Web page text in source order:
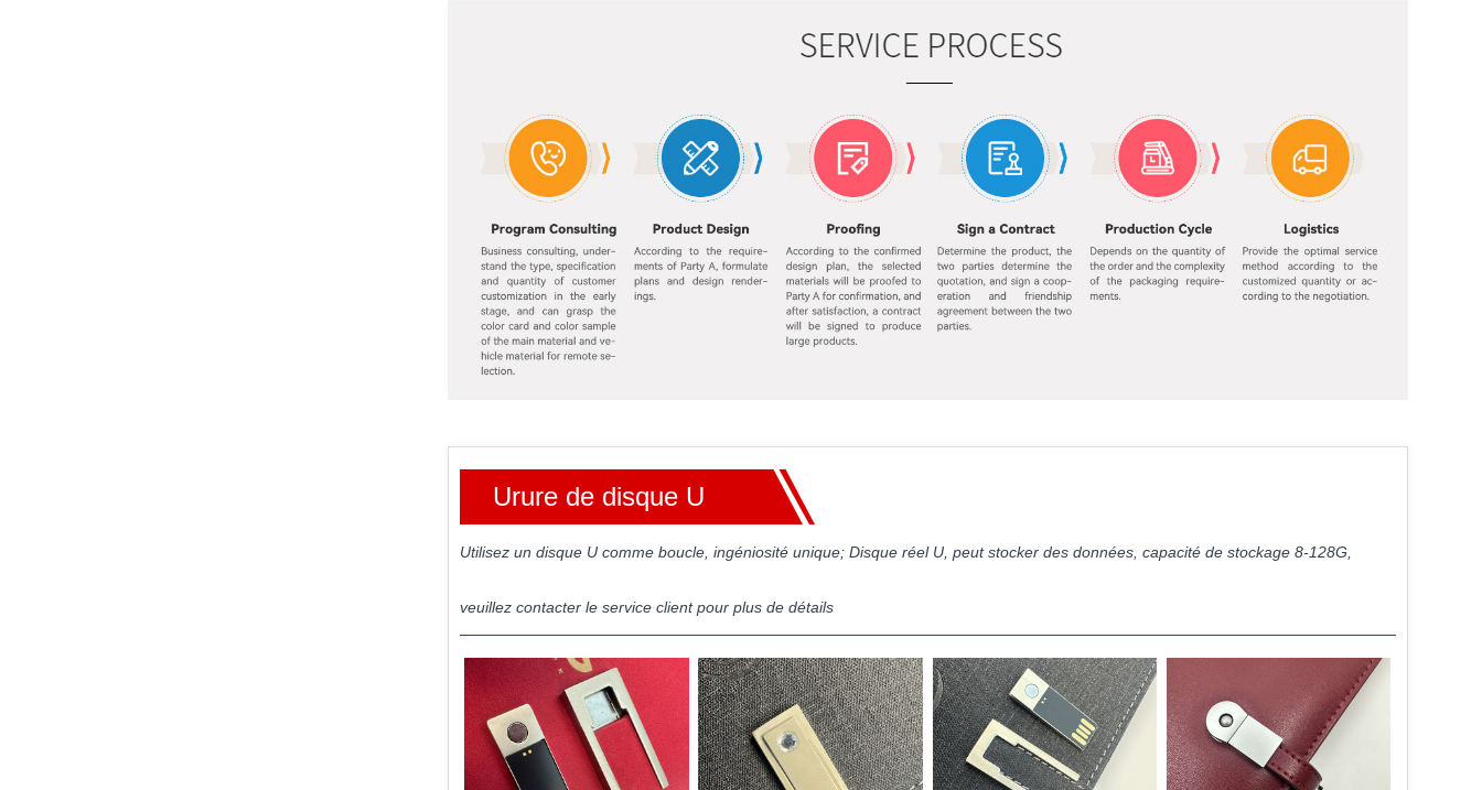
Urure de disque U
Utilisez un disque U comme boucle, ingéniosité unique; Disque réel U, peut stocker des données, capacité de stockage 8-128G,
veuillez contacter le service client pour plus de détails